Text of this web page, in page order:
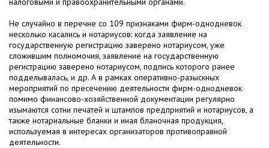
Не случайно в перечне со 109 признаками фирм-однодневок
несколько касались и нотариусов: когда заявление на
государственную регистрацию заверено нотариусом, уже
сложившим полномочия, заявление на государственную
регистрацию заверено нотариусом, подпись которого ранее
подделывалась, и др. А в рамках оперативно-разыскных
мероприятий по пресечению деятельности фирм-однодневок
помимо финансово-хозяйственной документации регулярно
изымаются сотни печатей и штампов предприятий и нотариусов, а
также нотариальные бланки и иная бланочная продукция,
используемая в интересах организаторов противоправной
деятельности.